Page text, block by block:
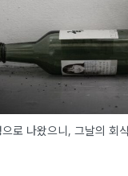
로 나왔으니, 그날의 회